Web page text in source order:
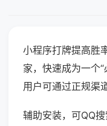
小程序打牌提高胜
家，快速成为一个
用户可通过正规渠
辅助安装，可QQ